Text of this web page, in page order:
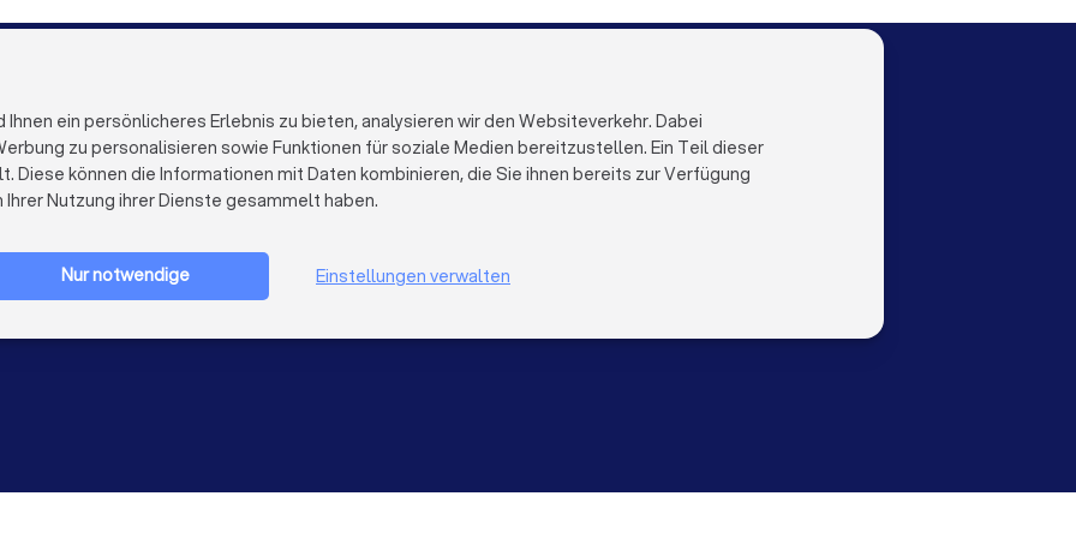
Steuerberater in Münster
Firmenprofil löschen
Trustlocal Top Pro
Erfahrungen
Impulse
Über Trustlocal
Arbeiten bei Trustlocal
Kontakt
Datenschutz
Sitemap
ein persönlicheres Erlebnis zu bieten, analysieren wir den Websiteverkehr. Dabei
zu personalisieren sowie Funktionen für soziale Medien bereitzustellen. Ein Teil dieser
Diese können die Informationen mit Daten kombinieren, die Sie ihnen bereits zur Verfügung
Nutzung ihrer Dienste gesammelt haben.
Nur notwendige Einstellungen verwalten